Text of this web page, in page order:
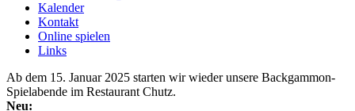
Kalender
Kontakt
Online spielen
Links
Ab dem 15. Januar 2025 starten wir wieder unsere Backgammon-
Spielabende im Restaurant Chutz.
Neu: